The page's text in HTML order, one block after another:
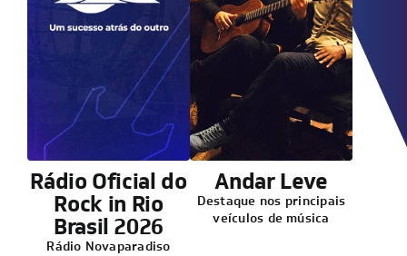
Rádio Oficial do
Rock in Rio
Brasil 2026
Rádio Novaparadiso
Andar Leve
Destaque nos principais
veículos de música